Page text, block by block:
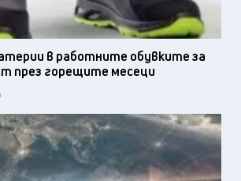
в работните обувките за
през горещите месеци